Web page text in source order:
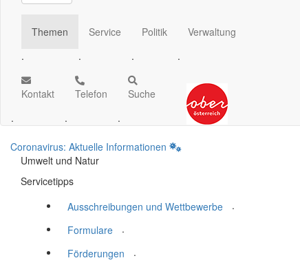
Themen
.
Service
.
Politik
.
Verwaltung
.
Kontakt
.
Telefon
.
Suche
.
Coronavirus: Aktuelle Informationen
Umwelt und Natur
Servicetipps
Ausschreibungen und Wettbewerbe
.
Formulare
.
Förderungen
.